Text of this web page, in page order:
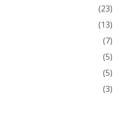
(23)
(13)
(7)
(5)
(5)
(3)